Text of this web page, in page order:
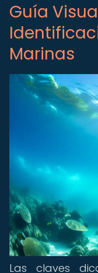
Guía
Marinas
Las claves